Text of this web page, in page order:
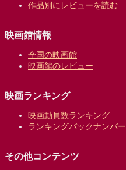
作品別にレビューを読む
映画館情報
全国の映画館
映画館のレビュー
映画ランキング
映画動員数ランキング
ランキングバックナンバー
その他コンテンツ